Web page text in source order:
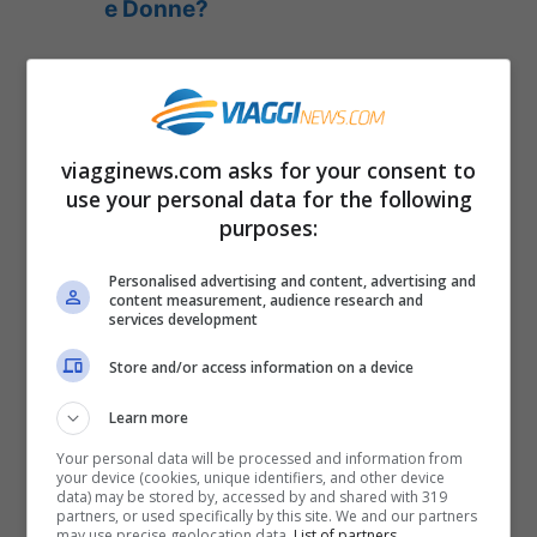
e Donne?
Fine Uomini e Donne: Victor
Ros al posto del trono
Uomini e Donnedopo la puntata del 1°
giugno 2018 va in vacanza
dating show di Maria De Filippi arriva
Victor Ros,una telenovela spagnola sullo
stile de Il Segreto messa in onda un po’ di
tempo fa su Rete Quattro ma poi spostata
nella fascia notturna perchè aveva
riscosso poco successo.
viagginews.com asks for your consent to
use your personal data for the following
purposes:
Personalised advertising and content, advertising and
content measurement, audience research and
services development
Store and/or access information on a device
Learn more
Your personal data will be processed and information from
your device (cookies, unique identifiers, and other device
data) may be stored by, accessed by and shared with 319
partners, or used specifically by this site. We and our partners